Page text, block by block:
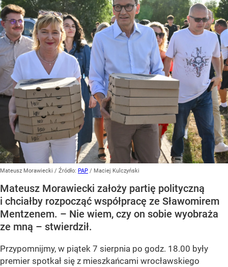
Mateusz Morawiecki / Źródło: PAP / Maciej Kulczyński
Mateusz Morawiecki założy partię polityczną
i chciałby rozpocząć współpracę ze Sławomirem
Mentzenem. – Nie wiem, czy on sobie wyobraża
ze mną – stwierdził.
Przypomnijmy, w piątek 7 sierpnia po godz. 18.00 były
premier spotkał się z mieszkańcami wrocławskiego